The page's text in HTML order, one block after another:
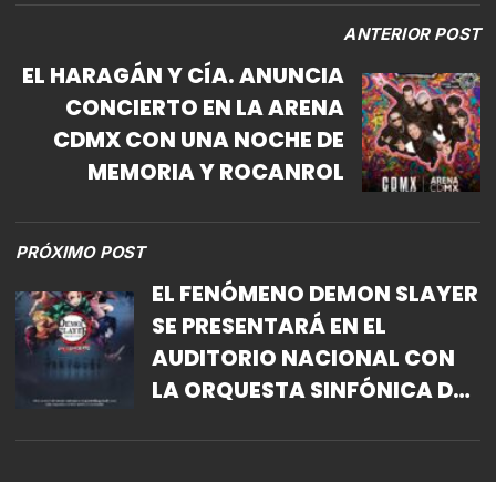
ANTERIOR POST
EL HARAGÁN Y CÍA. ANUNCIA
CONCIERTO EN LA ARENA
CDMX CON UNA NOCHE DE
MEMORIA Y ROCANROL
PRÓXIMO POST
EL FENÓMENO DEMON SLAYER
SE PRESENTARÁ EN EL
AUDITORIO NACIONAL CON
LA ORQUESTA SINFÓNICA DE